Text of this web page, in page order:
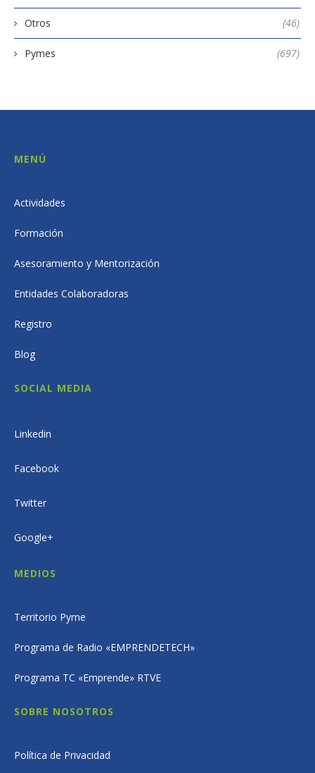
Otros (46)
Pymes (697)
MENÚ
Actividades
Formación
Asesoramiento y Mentorización
Entidades Colaboradoras
Registro
Blog
SOCIAL MEDIA
Linkedin
Facebook
Twitter
Google+
MEDIOS
Territorio Pyme
Programa de Radio «EMPRENDETECH»
Programa TC «Emprende» RTVE
SOBRE NOSOTROS
Política de Privacidad